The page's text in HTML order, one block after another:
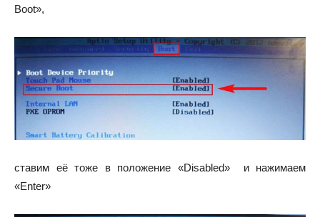
Boot»,
ставим её тоже в положение «Disabled» и нажимаем
«Enter»